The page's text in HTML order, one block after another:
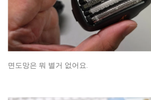
면도망은 뭐 별거 없어요.